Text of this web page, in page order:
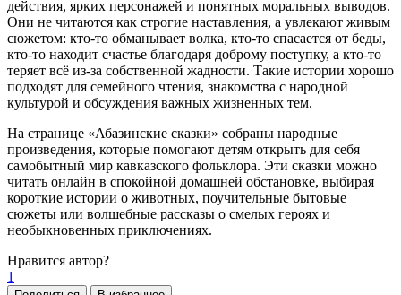
действия, ярких персонажей и понятных моральных выводов.
Они не читаются как строгие наставления, а увлекают живым
сюжетом: кто-то обманывает волка, кто-то спасается от беды,
кто-то находит счастье благодаря доброму поступку, а кто-то
теряет всё из-за собственной жадности. Такие истории хорошо
подходят для семейного чтения, знакомства с народной
культурой и обсуждения важных жизненных тем.
На странице «Абазинские сказки» собраны народные
произведения, которые помогают детям открыть для себя
самобытный мир кавказского фольклора. Эти сказки можно
читать онлайн в спокойной домашней обстановке, выбирая
короткие истории о животных, поучительные бытовые
сюжеты или волшебные рассказы о смелых героях и
необыкновенных приключениях.
Нравится автор?
1